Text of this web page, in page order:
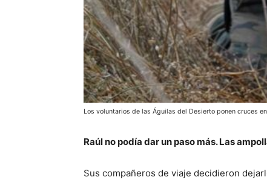
Los voluntarios de las Águilas del Desierto ponen cruces
Raúl no podía dar un paso más. Las
Sus compañeros de viaje decidieron